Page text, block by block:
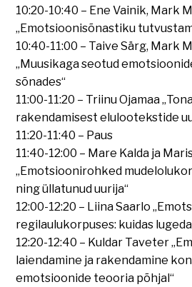
10:20-10:40 – Ene Vainik, Mark
„Emotsioonisõnastiku
10:40-11:00 – Taive Särg, Mark
„Muusikaga seotud
sõnades“
11:00-11:20 – Triinu Ojamaa
rakendamisest elulootekstide
11:20-11:40 – Paus
11:40-12:00 – Mare Kalda ja
„Emotsioonirohked
ning üllatunud uurija“
12:00-12:20 – Liina Saarlo
regilaulukorpuses: kuidas
12:20-12:40 – Kuldar Taveter
laiendamine ja rakendamine
emotsioonide teooria põhjal“